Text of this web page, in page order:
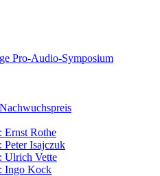
Pro-Audio-Symposium
Ernst Rothe
Peter Isajczuk
Ulrich Vette
Ingo Kock